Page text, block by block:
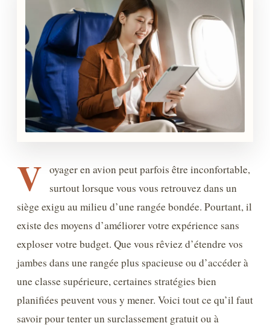
V oyager en avion peut parfois être inconfortable,
surtout lorsque vous vous retrouvez dans un
siège exigu au milieu d’une rangée bondée. Pourtant, il
existe des moyens d’améliorer votre expérience sans
exploser votre budget. Que vous rêviez d’étendre vos
jambes dans une rangée plus spacieuse ou d’accéder à
une classe supérieure, certaines stratégies bien
planifiées peuvent vous y mener. Voici tout ce qu’il faut
savoir pour tenter un surclassement gratuit ou à